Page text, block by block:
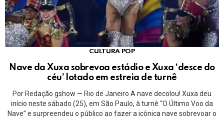
CULTURA POP
Nave da Xuxa sobrevoa estádio e Xuxa ‘desce do
céu’ lotado em estreia de turnê
Por Redação gshow — Rio de Janeiro A nave decolou! Xuxa deu
início neste sábado (25), em São Paulo, à turnê “O Último Voo da
Nave” e surpreendeu o público ao fazer a icônica nave sobrevoar o